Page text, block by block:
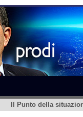
Il Punto della